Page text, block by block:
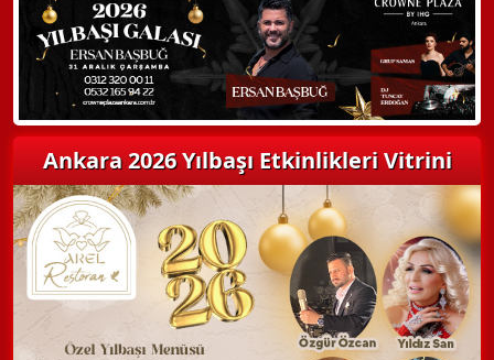
Detaylı Bilgi Alın
Ankara 2026 Yılbaşı Etkinlikleri Vitrini